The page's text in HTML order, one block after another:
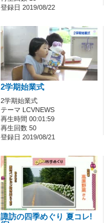
登録日 2019/08/22
2学期始業式
2学期始業式
テーマ LCVNEWS
再生時間 00:01:59
再生回数 50
登録日 2019/08/21
諏訪の四季めぐり 夏コレ!